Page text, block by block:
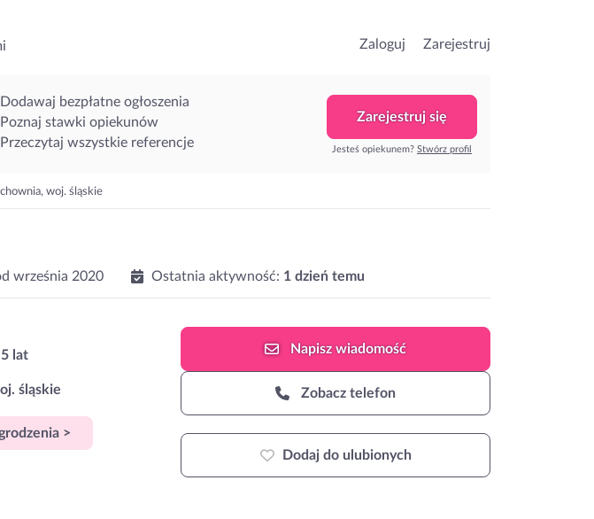
Zaloguj Zarejestruj
Dodawaj bezpłatne ogłoszenia
Poznaj stawki opiekunów
Przeczytaj wszystkie referencje
Zarejestruj się
Jesteś opiekunem? Stwórz profil
woj. śląskie
września 2020 Ostatnia aktywność: 1 dzień temu
lat
śląskie
>
Napiszwiadomość
Zobacz telefon
Dodaj do ulubionych